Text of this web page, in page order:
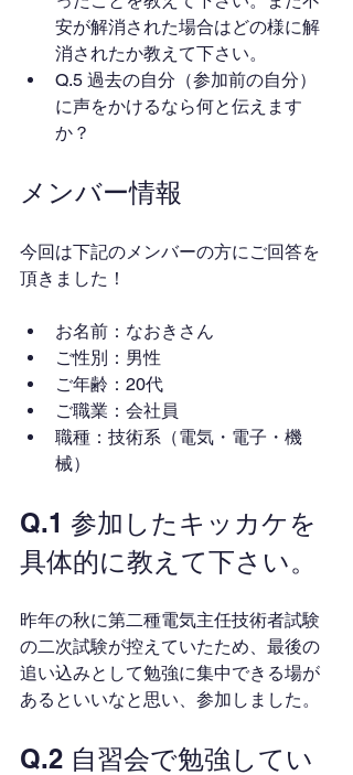
安が解消された場合はどの様に解
消されたか教えて下さい。
Q.5 過去の自分（参加前の自分）
に声をかけるなら何と伝えます
か？
メンバー情報
今回は下記のメンバーの方にご回答を
頂きました！
お名前：なおきさん
ご性別：男性
ご年齢：20代
ご職業：会社員
職種：技術系（電気・電子・機
械）
Q.1 参加したキッカケを
具体的に教えて下さい。
昨年の秋に第二種電気主任技術者試験
の二次試験が控えていたため、最後の
追い込みとして勉強に集中できる場が
あるといいなと思い、参加しました。
Q.2 自習会で勉強してい